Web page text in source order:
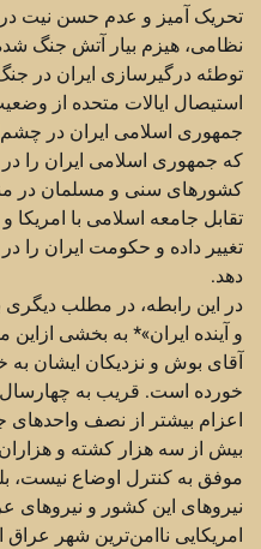
تحریک آمیز و عدم حسن نیت در
نظامی، هیزم بیار آتش جنگ
توطئه درگیرسازی ایران در
استیصال ایالات متحده از
جمهوری اسلامی ایران در
که جمهوری اسلامی ایران را
کشورهای سنی و مسلمان در
تقابل جامعه اسلامی با
تغییر داده و حکومت ایران
دهد.
در این رابطه، در مطلب
و آینده ایران»* به بخشی
آقای بوش و نزدیکان ایشان
خورده است. قریب به چهارسال
اعزام بیشتر از نصف واحدهای
بیش از سه هزار کشته و هزاران
موفق به کنترل اوضاع نیست،
نیروهای این کشور و نیروهای
امریکایی ناامن‌ترین شهر